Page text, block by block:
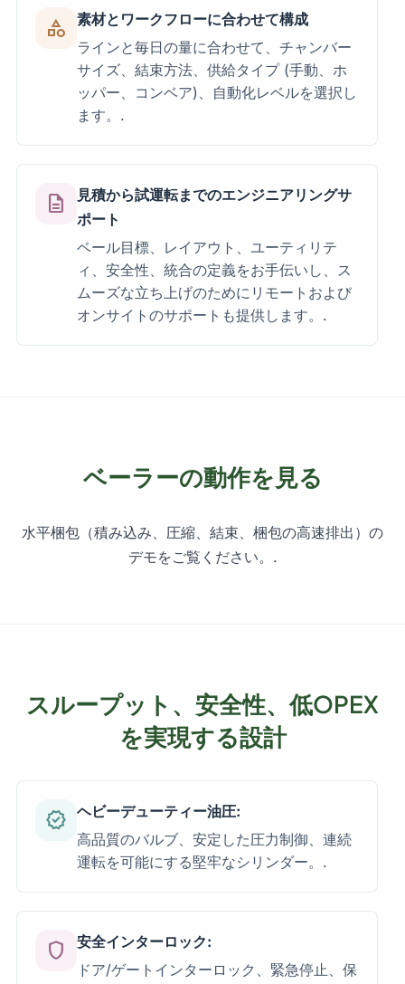
category
素材とワークフローに合わせて構成
ラインと毎日の量に合わせて、チャンバー
サイズ、結束方法、供給タイプ (手動、ホ
ッパー、コンベア)、自動化レベルを選択し
ます。.
description
見積から試運転までのエンジニアリングサ
ポート
ベール目標、レイアウト、ユーティリテ
ィ、安全性、統合の定義をお手伝いし、ス
ムーズな立ち上げのためにリモートおよび
オンサイトのサポートも提供します。.
ベーラーの動作を見る
水平梱包（積み込み、圧縮、結束、梱包の高速排出）の
デモをご覧ください。.
スループット、安全性、低OPEX
を実現する設計
verified ヘビーデューティー油圧:
高品質のバルブ、安定した圧力制御、連続
運転を可能にする堅牢なシリンダー。.
shield
安全インターロック:
ドア/ゲートインターロック、緊急停止、保